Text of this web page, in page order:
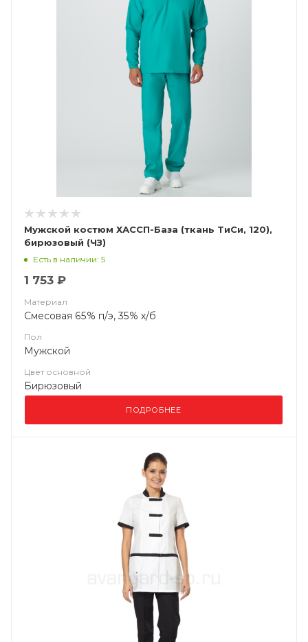
Мужской костюм ХАССП-База (ткань ТиСи, 120),
бирюзовый (ЧЗ)
Есть в наличии: 5
1 753 ₽
Материал
Смесовая 65% п/э, 35% х/б
Пол
Мужской
Цвет основной
Бирюзовый
ПОДРОБНЕЕ